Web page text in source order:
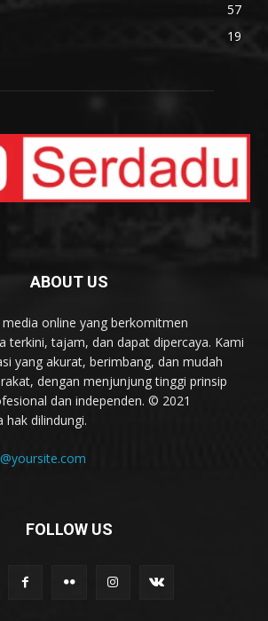
57
19
ABOUT US
online yang berkomitmen
terkini, tajam, dan dapat dipercaya. Kami
yang akurat, berimbang, dan mudah
dengan menjunjung tinggi prinsip
dan independen. © 2021
hak dilindungi.
FOLLOW US